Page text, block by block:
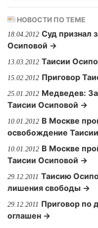
НОВОСТИ ПО ТЕМЕ
18.04.2012 Суд признал
Осиповой →
13.03.2012 Таисии
15.02.2012 Приговор
25.01.2012 Медведев:
Таисии Осиповой →
10.01.2012 В Москве
освобождение
10.01.2012 В Москве
Таисии Осиповой →
29.12.2011 Таисию
лишения свободы →
29.12.2011 Приговор по
оглашен →